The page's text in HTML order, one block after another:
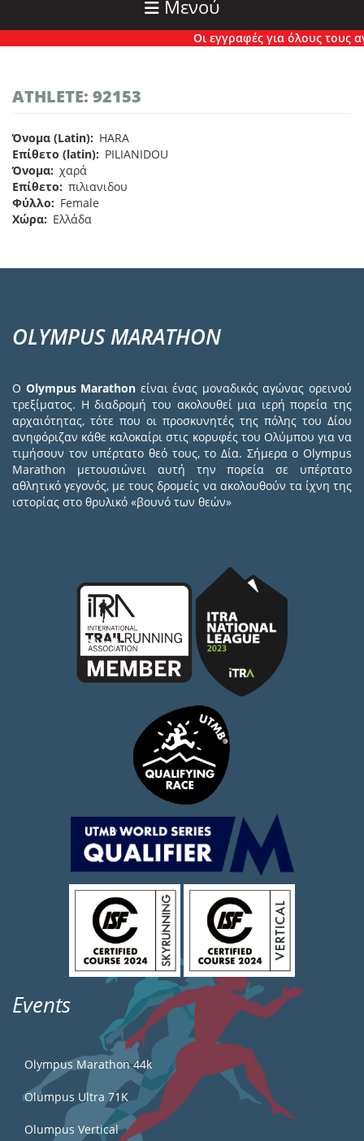
Μενού
Οι εγγραφές για όλους τους
ATHLETE: 92153
Όνομα (Latin)
HARA
Επίθετο (latin)
PILIANIDOU
Όνομα χαρά
Επίθετο
πιλιανιδου
Φύλλο
Female
Χώρα
Ελλάδα
OLYMPUS MARATHON
Ο Olympus Marathon είναι ένας μοναδικός αγώνας ορεινού
τρεξίματος. Η διαδρομή του ακολουθεί μια ιερή πορεία της
αρχαιότητας, τότε που οι προσκυνητές της πόλης του Δίου
ανηφόριζαν κάθε καλοκαίρι στις κορυφές του Ολύμπου για να
τιμήσουν τον υπέρτατο θεό τους, το Δία. Σήμερα ο Olympus
Marathon μετουσιώνει αυτή την πορεία σε υπέρτατο
αθλητικό γεγονός, με τους δρομείς να ακολουθούν τα ίχνη της
ιστορίας στο θρυλικό «βουνό των θεών»
Events
Olympus Marathon 44k
Olumpus Ultra 71K
Olumpus Vertical